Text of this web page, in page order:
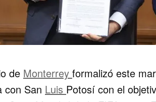
de Monterrey formalizó este
con San Luis Potosí con el